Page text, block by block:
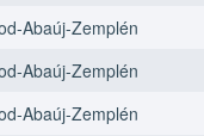
Abaúj-Zemplén
Abaúj-Zemplén
Abaúj-Zemplén